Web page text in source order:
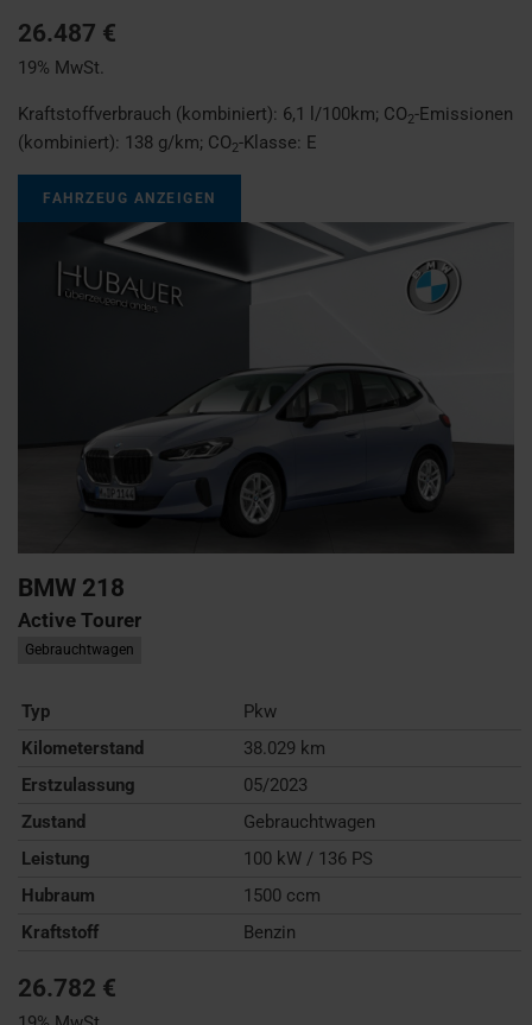
26.487 €
19% MwSt.
Kraftstoffverbrauch (kombiniert): 6,1 l/100km; CO2-Emissionen
(kombiniert): 138 g/km; CO2-Klasse: E
FAHRZEUG ANZEIGEN
BMW 218
Active Tourer
Gebrauchtwagen
Typ
Pkw
Kilometerstand
38.029 km
Erstzulassung
05/2023
Zustand
Gebrauchtwagen
Leistung
100 kW / 136 PS
Hubraum
1500 ccm
Kraftstoff
Benzin
26.782 €